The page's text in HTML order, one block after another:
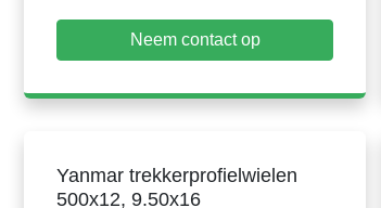
Neem contact op
Yanmar trekkerprofielwielen
500x12, 9.50x16